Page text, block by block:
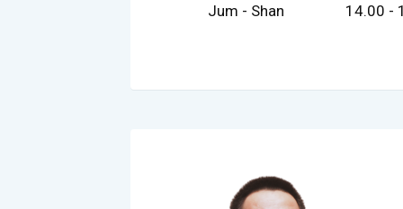
Jum - Shan 14.00 -